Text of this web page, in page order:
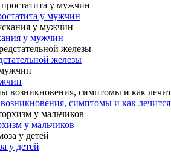
у мужчин
у мужчин
железы
симптомы и как лечится
у мальчиков
у детей